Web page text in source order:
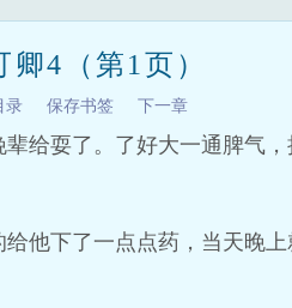
4（第1页）
录 保存书签 下一章
给耍了。了好大一通脾气
他下了一点点药，当天晚